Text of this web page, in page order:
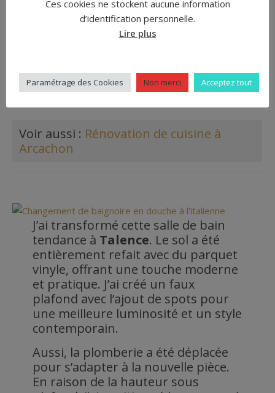
Pour une finition originale, j’ai
intégré une frise le long de la paroi
et du receveur de douche, donnant
Prix de la Main d’Œuvre : 8 250€
Voir aussi : Rénovation de cuisine à
Arcachon
J’ai transformé cette salle de bain
tendance à Talence. Le sol a été
entièrement refait avec du parquet
vinyle, offrant une touche moderne
et pratique. J’ai créé un faux
plafond avec l’ajout de spots pour
une meilleure luminosité et un style
contemporain.
Aussi, la plomberie a été déplacée
pour s’adapter à la nouvelle pièce.
En raison de la hauteur sous
Ces cookies ne stockent aucune information
d’identification personnelle.
Lire plus
Paramétrage des Cookies Non merci Acceptez tout